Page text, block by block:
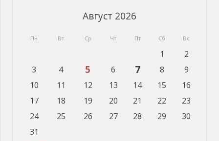
Август 2026
Пн Вт Ср Чт Пт Сб Вс
1
2
3
4 5 6 7 8
9
10
11 12 13 14 15
16
17
18 19 20 21 22
23
24
25 26 27 28 29
30
31